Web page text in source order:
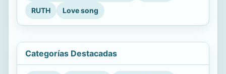
RUTH
Love song
Categorías Destacadas